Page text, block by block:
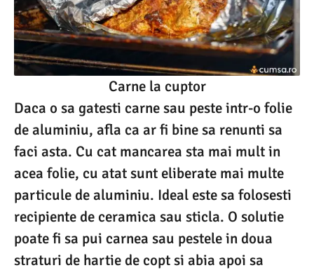
Carne la cuptor
Daca o sa gatesti carne sau peste intr-o folie
de aluminiu, afla ca ar fi bine sa renunti sa
faci asta. Cu cat mancarea sta mai mult in
acea folie, cu atat sunt eliberate mai multe
particule de aluminiu. Ideal este sa folosesti
recipiente de ceramica sau sticla. O solutie
poate fi sa pui carnea sau pestele in doua
straturi de hartie de copt si abia apoi sa